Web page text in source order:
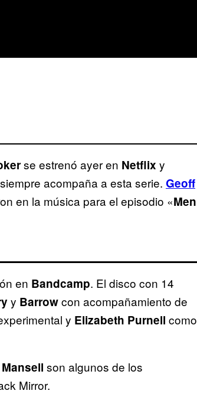
se estrenó ayer en Netflix y
acompaña a esta serie. Geoff
en la música para el episodio «Men
en Bandcamp. El disco con 14
y Barrowcon acompañamiento de
y Elizabeth Purnell como
Mansell son algunos de los
Mirror.